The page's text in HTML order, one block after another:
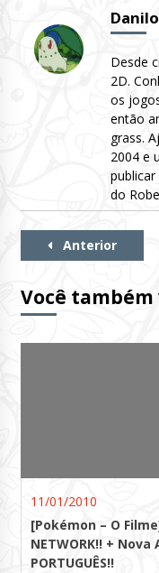
Desde
2D.
os
então
grass.
2004 e
do
Continue
Anterior
Você
11/01/2010
[Pokémon – O
NETWORK!! +
PORTUGUÊS!!